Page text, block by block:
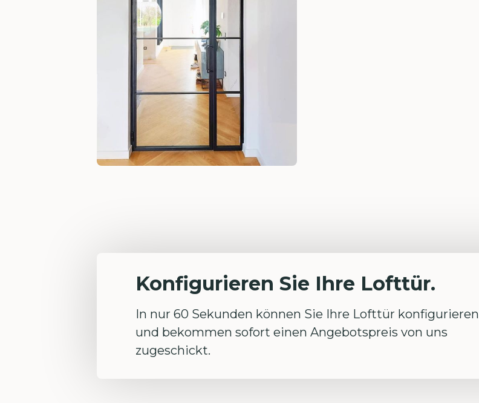
Konfigurieren Sie Ihre Lofttür.
In nur 60 Sekunden können Sie Ihre Lofttür konfigurieren
und bekommen sofort einen Angebotspreis von uns
zugeschickt.